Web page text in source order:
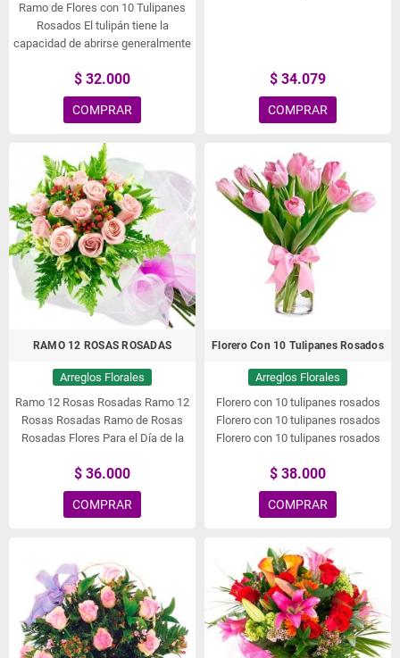
Ramo de Flores con 10 Tulipanes
Rosados El tulipán tiene la
capacidad de abrirse generalmente
noche, todo esto debido al cambio
en la temperatura (con variaciones
en temporadas y épocas). Imagen
realidad. La Florería se reserva el
Derecho de Cambio de Color Según
Disponibilidad de Stock.
$ 32.000
COMPRAR
$ 34.079
COMPRAR
RAMO 12 ROSAS ROSADAS
Arreglos Florales
Ramo 12 Rosas Rosadas Ramo 12
Rosas Rosadas Ramo de Rosas
Rosadas Flores Para el Día de la
$ 36.000
COMPRAR
Florero Con 10 Tulipanes Rosados
Arreglos Florales
Florero con 10 tulipanes rosados
Florero con 10 tulipanes rosados
Florero con 10 tulipanes rosados
Floreros de flores, Tulipanes.
$ 38.000
COMPRAR